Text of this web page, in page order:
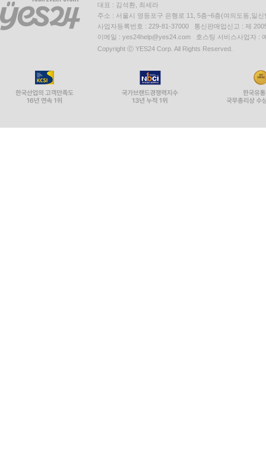
대표 : 김석환, 최세라
주소 : 서울시 영등포구 은행로 11, 5층~6층(여의도동,일신
사업자등록번호 : 229-81-37000 통신판매업신고 : 제
이메일 : yes24help@yes24.com 호스팅 서비스사업자 :
Copyright ⓒ YES24 Corp. All Rights Reserved.